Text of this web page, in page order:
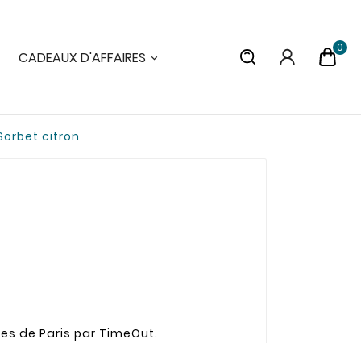
CADEAUX D'AFFAIRES
0
citron
de Paris par TimeOut.